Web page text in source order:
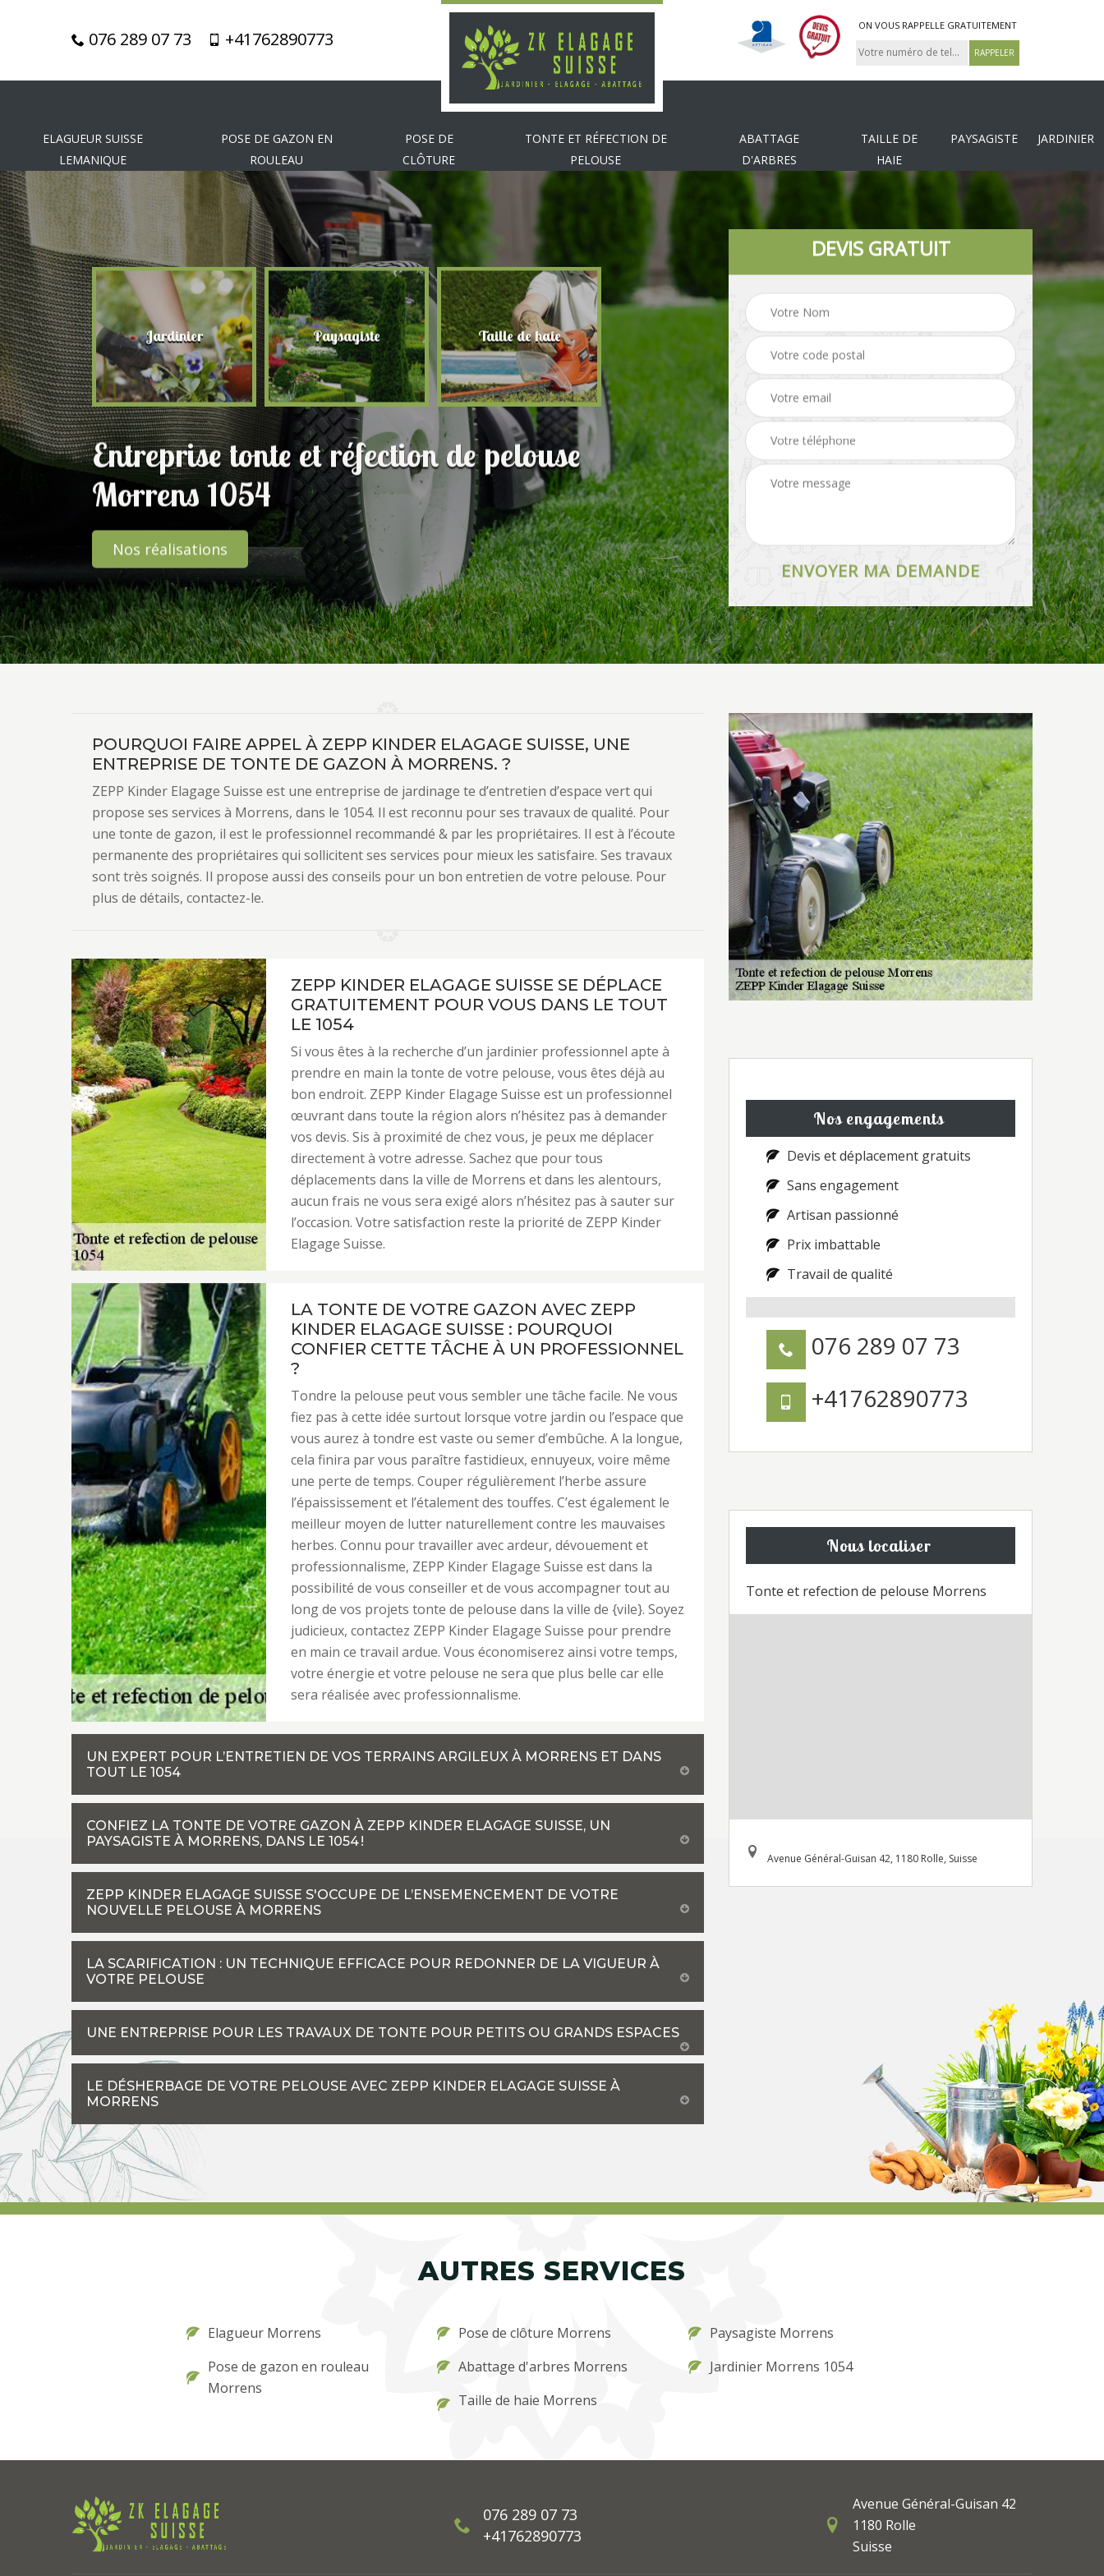
076 289 07 73 +41762890773
ON VOUS RAPPELLE GRATUITEMENT
ELAGUEUR SUISSE
LEMANIQUE
POSE DE GAZON EN
ROULEAU
POSE DE
CLÔTURE
TONTE ET RÉFECTION DE
PELOUSE
ABATTAGE
D'ARBRES
TAILLE DE
HAIE
PAYSAGISTE JARDINIER
Jardinier Paysagiste Taille de haie Abattage d'arbres Tonte et réfection de Pose de clôture
Entreprise tonte et réfection de pelouse
Morrens 1054
Nos réalisations
DEVIS GRATUIT
POURQUOI FAIRE APPEL À ZEPP KINDER ELAGAGE SUISSE, UNE
ENTREPRISE DE TONTE DE GAZON À MORRENS. ?
ZEPP Kinder Elagage Suisse est une entreprise de jardinage te d’entretien d’espace vert qui
propose ses services à Morrens, dans le 1054. Il est reconnu pour ses travaux de qualité. Pour
une tonte de gazon, il est le professionnel recommandé & par les propriétaires. Il est à l’écoute
permanente des propriétaires qui sollicitent ses services pour mieux les satisfaire. Ses travaux
sont très soignés. Il propose aussi des conseils pour un bon entretien de votre pelouse. Pour
plus de détails, contactez-le.
ZEPP KINDER ELAGAGE SUISSE SE DÉPLACE
GRATUITEMENT POUR VOUS DANS LE TOUT
LE 1054
Si vous êtes à la recherche d’un jardinier professionnel apte à
prendre en main la tonte de votre pelouse, vous êtes déjà au
bon endroit. ZEPP Kinder Elagage Suisse est un professionnel
œuvrant dans toute la région alors n’hésitez pas à demander
vos devis. Sis à proximité de chez vous, je peux me déplacer
directement à votre adresse. Sachez que pour tous
déplacements dans la ville de Morrens et dans les alentours,
aucun frais ne vous sera exigé alors n’hésitez pas à sauter sur
l’occasion. Votre satisfaction reste la priorité de ZEPP Kinder
Elagage Suisse.
LA TONTE DE VOTRE GAZON AVEC ZEPP
KINDER ELAGAGE SUISSE : POURQUOI
CONFIER CETTE TÂCHE À UN PROFESSIONNEL
?
Tondre la pelouse peut vous sembler une tâche facile. Ne vous
fiez pas à cette idée surtout lorsque votre jardin ou l’espace que
vous aurez à tondre est vaste ou semer d’embûche. A la longue,
cela finira par vous paraître fastidieux, ennuyeux, voire même
une perte de temps. Couper régulièrement l’herbe assure
l’épaississement et l’étalement des touffes. C’est également le
meilleur moyen de lutter naturellement contre les mauvaises
herbes. Connu pour travailler avec ardeur, dévouement et
professionnalisme, ZEPP Kinder Elagage Suisse est dans la
possibilité de vous conseiller et de vous accompagner tout au
long de vos projets tonte de pelouse dans la ville de {vile}. Soyez
judicieux, contactez ZEPP Kinder Elagage Suisse pour prendre
en main ce travail ardue. Vous économiserez ainsi votre temps,
votre énergie et votre pelouse ne sera que plus belle car elle
sera réalisée avec professionnalisme.
UN EXPERT POUR L’ENTRETIEN DE VOS TERRAINS ARGILEUX À MORRENS ET DANS
TOUT LE 1054
CONFIEZ LA TONTE DE VOTRE GAZON À ZEPP KINDER ELAGAGE SUISSE, UN
PAYSAGISTE À MORRENS, DANS LE 1054 !
ZEPP KINDER ELAGAGE SUISSE S'OCCUPE DE L’ENSEMENCEMENT DE VOTRE
NOUVELLE PELOUSE À MORRENS
LA SCARIFICATION : UN TECHNIQUE EFFICACE POUR REDONNER DE LA VIGUEUR À
VOTRE PELOUSE
UNE ENTREPRISE POUR LES TRAVAUX DE TONTE POUR PETITS OU GRANDS ESPACES
LE DÉSHERBAGE DE VOTRE PELOUSE AVEC ZEPP KINDER ELAGAGE SUISSE À
MORRENS
Nos engagements
Devis et déplacement gratuits
Sans engagement
Artisan passionné
Prix imbattable
Travail de qualité
076 289 07 73
+41762890773
Nous localiser
Tonte et refection de pelouse Morrens
Avenue Général-Guisan 42, 1180 Rolle, Suisse
AUTRES SERVICES
Elagueur Morrens
Pose de gazon en rouleau
Morrens
Pose de clôture Morrens
Abattage d'arbres Morrens
Taille de haie Morrens
Paysagiste Morrens
Jardinier Morrens 1054
076 289 07 73
+41762890773
Avenue Général-Guisan 42
1180 Rolle
Suisse